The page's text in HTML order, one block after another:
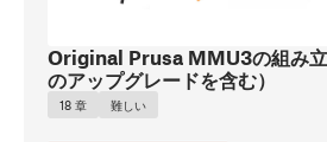
Original Prusa MMU3の組み
のアップグレードを含む）
18 章 難しい